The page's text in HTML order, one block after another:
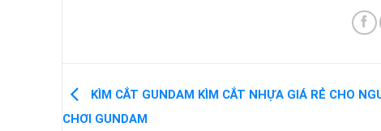
KÌM CẮT GUNDAM KÌM CẮT NHỰA GIÁ RẺ CHO
CHƠI GUNDAM